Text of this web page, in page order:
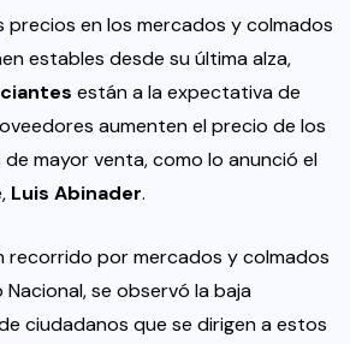
precios en los mercados y colmados
estables desde su última alza,
están a la expectativa de
aumenten el precio de los
mayor venta, como lo anunció el
Luis Abinader.
recorrido por mercados y colmados
se observó la baja
ciudadanos que se dirigen a estos